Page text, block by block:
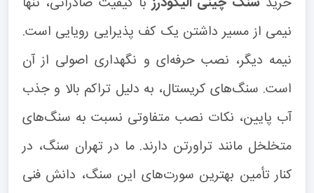
نیمی از مسیر داشتن یک کف پذیرایی رویایی است.
نیمه دیگر، نصب حرفه‌ای و نگهداری اصولی از آن
است. سنگ‌های کریستال، به دلیل تراکم بالا و جذب
آب پایین، نکات نصب متفاوتی نسبت به سنگ‌های
متخلخل مانند تراورتن دارند. ما در تهران سنگ، در
کنار تأمین بهترین سورت‌های این سنگ، دانش فنی